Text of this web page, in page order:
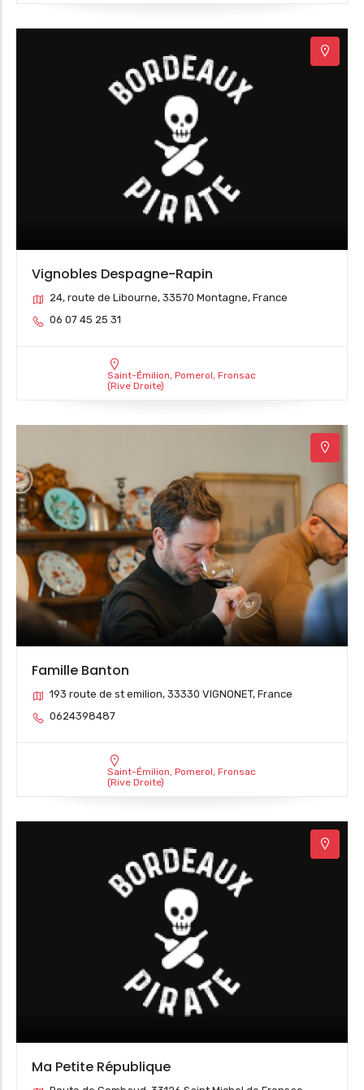
Vignobles Despagne-Rapin
24, route de Libourne, 33570 Montagne, France
06 07 45 25 31
Saint-Émilion, Pomerol, Fronsac
(Rive Droite)
Famille Banton
193 route de st emilion, 33330 VIGNONET, France
0624398487
Saint-Émilion, Pomerol, Fronsac
(Rive Droite)
Ma Petite République